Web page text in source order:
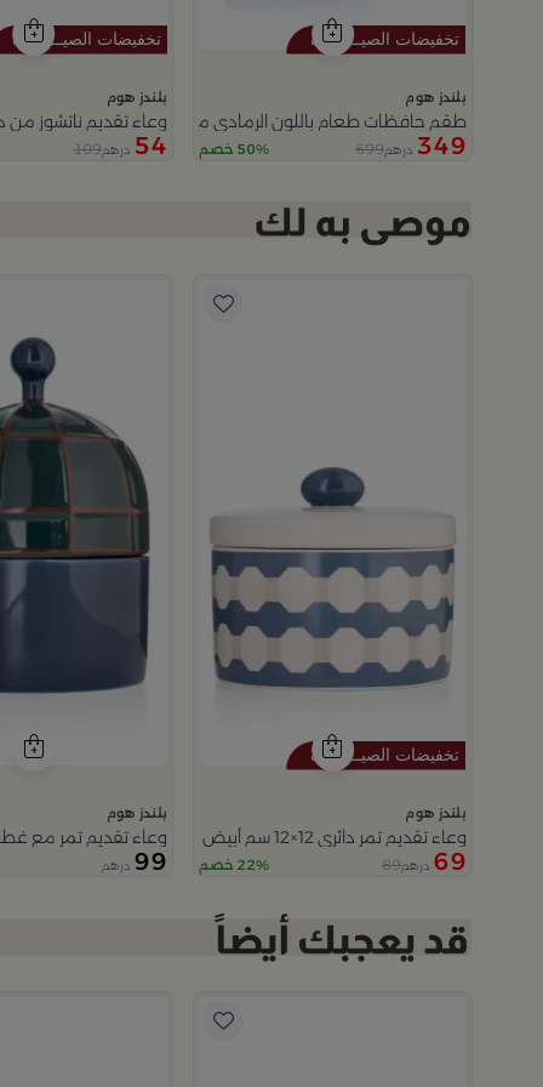
بلندز هوم
طقم حافظات طعام باللون الرمادي من أزوريا
349 درهم699 50% خصم
بلندز هوم
وعاء تقديم ناتشوز من
54 درهم109
بلندز هوم
وعاء تقديم تمر دائري 12×12 سم أبيض وأزرق من الخزف الحجري بغطاء من أزوريا
69 درهم89 22% خصم
بلندز هوم
وعاء تقديم تمر مع
99 درهم